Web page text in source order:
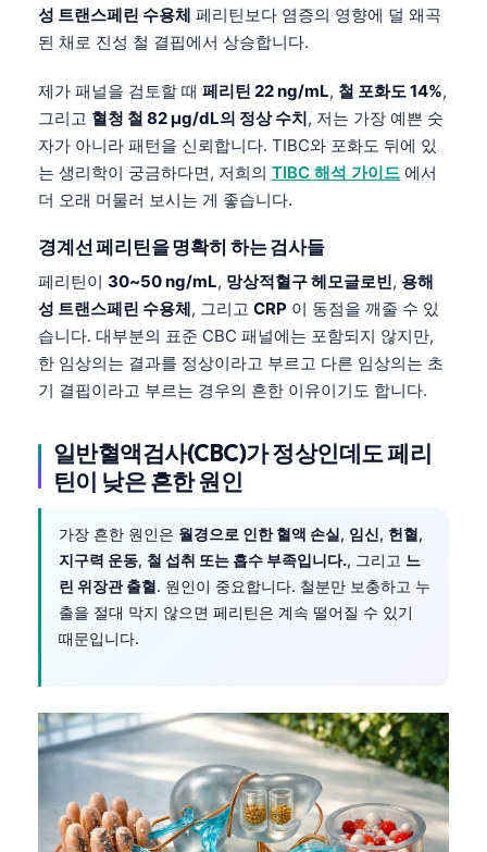
성 트랜스페린 수용체 페리틴보다 염증의 영향에 덜 왜곡
된 채로 진성 철 결핍에서 상승합니다.
제가 패널을 검토할 때 페리틴 22 ng/mL, 철 포화도 14%,
그리고 혈청 철 82 µg/dL의 정상 수치, 저는 가장 예쁜 숫
자가 아니라 패턴을 신뢰합니다. TIBC와 포화도 뒤에 있
는 생리학이 궁금하다면, 저희의 TIBC 해석 가이드 에서
더 오래 머물러 보시는 게 좋습니다.
경계선 페리틴을 명확히 하는 검사들
페리틴이 30~50 ng/mL, 망상적혈구 헤모글로빈, 용해
성 트랜스페린 수용체, 그리고 CRP 이 동점을 깨줄 수 있
습니다. 대부분의 표준 CBC 패널에는 포함되지 않지만,
한 임상의는 결과를 정상이라고 부르고 다른 임상의는 초
기 결핍이라고 부르는 경우의 흔한 이유이기도 합니다.
일반혈액검사(CBC)가 정상인데도 페리
틴이 낮은 흔한 원인
가장 흔한 원인은 월경으로 인한 혈액 손실, 임신, 헌혈,
지구력 운동, 철 섭취 또는 흡수 부족입니다., 그리고 느
린 위장관 출혈. 원인이 중요합니다. 철분만 보충하고 누
출을 절대 막지 않으면 페리틴은 계속 떨어질 수 있기
때문입니다.